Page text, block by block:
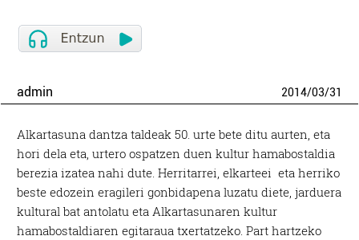
admin 2014/03/31
Alkartasuna dantza taldeak 50. urte bete ditu aurten, eta
hori dela eta, urtero ospatzen duen kultur hamabostaldia
berezia izatea nahi dute. Herritarrei, elkarteei eta herriko
beste edozein eragileri gonbidapena luzatu diete, jarduera
kultural bat antolatu eta Alkartasunaren kultur
hamabostaldiaren egitaraua txertatzeko. Part hartzeko